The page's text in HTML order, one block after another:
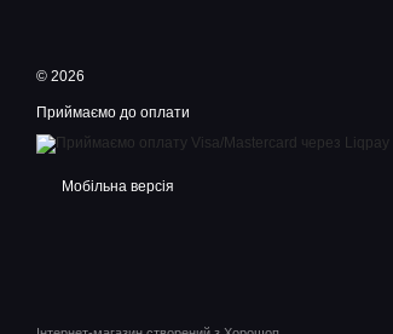
© 2026
Приймаємо до оплати
Мобільна версія